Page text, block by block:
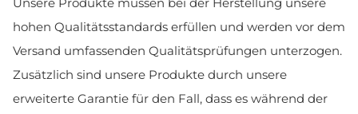
hohen Qualitätsstandards erfüllen und werden vor dem
Versand umfassenden Qualitätsprüfungen unterzogen.
Zusätzlich sind unsere Produkte durch unsere
erweiterte Garantie für den Fall, dass es während der